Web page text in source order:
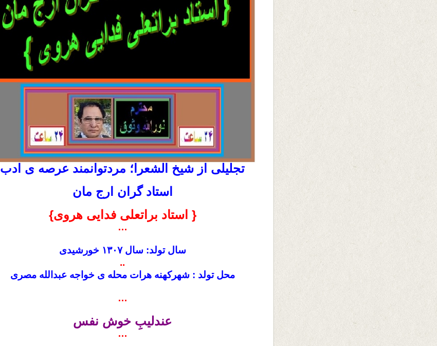
تجلیلی از شیخ الشعرا؛ مردتوانمند عرصه ی ادب
استاد گران ارج مان
{ استاد براتعلی فدایی هروی}
…
سال تولد: سال ۱۳۰۷ خورشیدی
..
محل تولد : شهرکهنه هرات محله ی خواجه عبدالله مصری
…
عندلیبِ خوش نفس
…